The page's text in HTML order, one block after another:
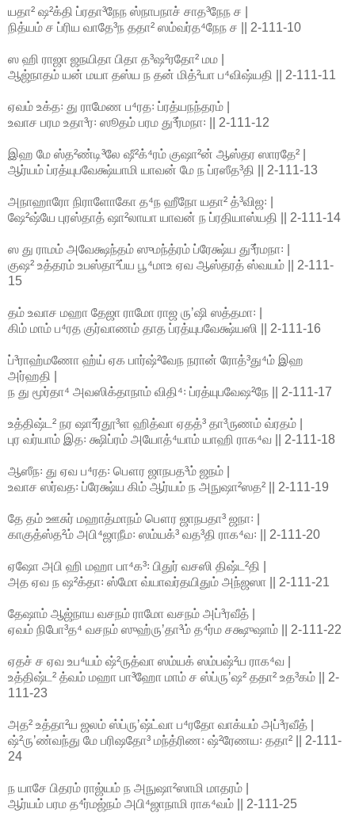
யதா² ஷ²க்தி ப்ரதா³நேந ஸ்நாபநாச் சாத³நேந ச |
நித்யம் ச ப்ரிய வாதே³ந ததா² ஸம்வர்த⁴நேந ச || 2-111-10
ஸ ஹி ராஜா ஜநயிதா பிதா த³ஷ²ரதோ² மம |
ஆஜ்நாதம் யன் மயா தஸ்ய ந தன் மித்²யா ப⁴விஷ்யதி || 2-111-11
ஏவம் உக்த꞉ து ராமேண ப⁴ரத꞉ ப்ரத்யநந்தரம் |
உவாச பரம உதா³ர꞉ ஸூதம் பரம து³ர்மநா꞉ || 2-111-12
இஹ மே ஸ்த²ண்டி³லே ஷீ²க்⁴ரம் குஷா²ன் ஆஸ்தர ஸாரதே² |
ஆர்யம் ப்ரத்யுபவேக்ஷ்யாமி யாவன் மே ந ப்ரஸீத³தி || 2-111-13
அநாஹாரோ நிராளோகோ த⁴ந ஹீநோ யதா² த்³விஜ꞉ |
ஷே²ஷ்யே புரஸ்தாத் ஷா²லாயா யாவன் ந ப்ரதியாஸ்யதி || 2-111-14
ஸ து ராமம் அவேக்ஷந்தம் ஸுமந்த்ரம் ப்ரேக்ஷ்ய து³ர்மநா꞉ |
குஷ² உத்தரம் உபஸ்தா²ப்ய பூ⁴மாஉ ஏவ ஆஸ்தரத் ஸ்வயம் || 2-111-
15
தம் உவாச மஹா தேஜா ராமோ ராஜ ருʼஷி ஸத்தமா꞉ |
கிம் மாம் ப⁴ரத குர்வாணம் தாத ப்ரத்யுபவேக்ஷ்யஸி || 2-111-16
ப்³ராஹ்மணோ ஹ்ய் ஏக பார்ஷ்²வேந நரான் ரோத்³து⁴ம் இஹ
அர்ஹதி |
ந து மூர்தா⁴ அவஸிக்தாநாம் விதி⁴꞉ ப்ரத்யுபவேஷ²நே || 2-111-17
உத்திஷ்ட² நர ஷா²ர்தூ³ள ஹித்வா ஏதத்³ தா³ருணம் வ்ரதம் |
புர வர்யாம் இத꞉ க்ஷிப்ரம் அயோத்⁴யாம் யாஹி ராக⁴வ || 2-111-18
ஆஸீந꞉ து ஏவ ப⁴ரத꞉ பௌர ஜாநபத³ம் ஜநம் |
உவாச ஸர்வத꞉ ப்ரேக்ஷ்ய கிம் ஆர்யம் ந அநுஷா²ஸத² || 2-111-19
தே தம் ஊசுர் மஹாத்மாநம் பௌர ஜாநபதா³ ஜநா꞉ |
காகுத்ஸ்த²ம் அபி⁴ஜாநீம꞉ ஸம்யக்³ வத³தி ராக⁴வ꞉ || 2-111-20
ஏஷோ அபி ஹி மஹா பா⁴க³꞉ பிதுர் வசஸி திஷ்ட²தி |
அத ஏவ ந ஷ²க்தா꞉ ஸ்மோ வ்யாவர்தயிதும் அந்ஜஸா || 2-111-21
தேஷாம் ஆஜ்நாய வசநம் ராமோ வசநம் அப்³ரவீத் |
ஏவம் நிபோ³த⁴ வசநம் ஸுஹ்ருʼதா³ம் த⁴ர்ம சக்ஷுஷாம் || 2-111-22
ஏதச் ச ஏவ உப⁴யம் ஷ்²ருத்வா ஸம்யக் ஸம்பஷ்²ய ராக⁴வ |
உத்திஷ்ட² த்வம் மஹா பா³ஹோ மாம் ச ஸ்ப்ருʼஷ² ததா² உத³கம் || 2-
111-23
அத² உத்தா²ய ஜலம் ஸ்ப்ருʼஷ்ட்வா ப⁴ரதோ வாக்யம் அப்³ரவீத் |
ஷ்²ருʼண்வந்து மே பரிஷதோ³ மந்த்ரிண꞉ ஷ்²ரேணய꞉ ததா² || 2-111-
24
ந யாசே பிதரம் ராஜ்யம் ந அநுஷா²ஸாமி மாதரம் |
ஆர்யம் பரம த⁴ர்மஜ்நம் அபி⁴ஜாநாமி ராக⁴வம் || 2-111-25